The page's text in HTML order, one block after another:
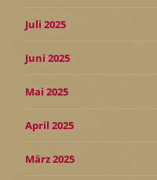
Juli 2025
Juni 2025
Mai 2025
April 2025
März 2025